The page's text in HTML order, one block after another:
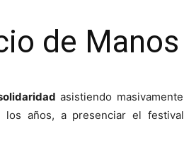
de
asistiendo
los años, a presenciar el